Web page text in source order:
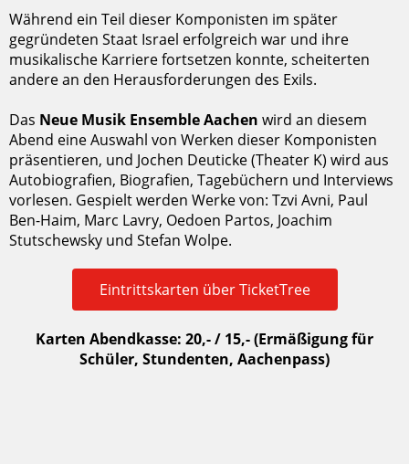
Während ein Teil dieser Komponisten im später
gegründeten Staat Israel erfolgreich war und ihre
musikalische Karriere fortsetzen konnte, scheiterten
andere an den Herausforderungen des Exils.
Das Neue Musik Ensemble Aachen wird an diesem
Abend eine Auswahl von Werken dieser Komponisten
präsentieren, und Jochen Deuticke (Theater K) wird aus
Autobiografien, Biografien, Tagebüchern und Interviews
vorlesen. Gespielt werden Werke von: Tzvi Avni, Paul
Ben-Haim, Marc Lavry, Oedoen Partos, Joachim
Stutschewsky und Stefan Wolpe.
Eintrittskarten über TicketTree
Karten Abendkasse: 20,- / 15,- (Ermäßigung für
Schüler, Stundenten, Aachenpass)